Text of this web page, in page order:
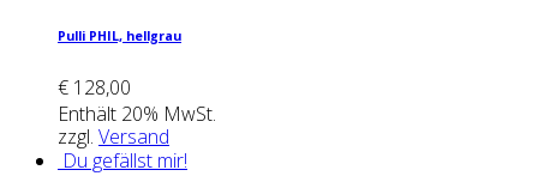
Pul­li PHIL, hell­grau
€ 128,00
Enthält 20% MwSt.
zzgl. Versand
Du gefällst mir!